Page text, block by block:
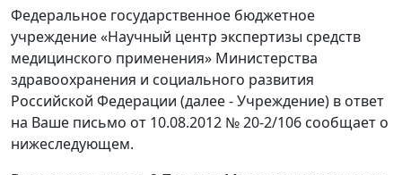
Федеральное государственное бюджетное
учреждение «Научный центр экспертизы средств
медицинского применения» Министерства
здравоохранения и социального развития
Российской Федерации (далее - Учреждение) в ответ
на Ваше письмо от 10.08.2012 № 20-2/106 сообщает о
нижеследующем.